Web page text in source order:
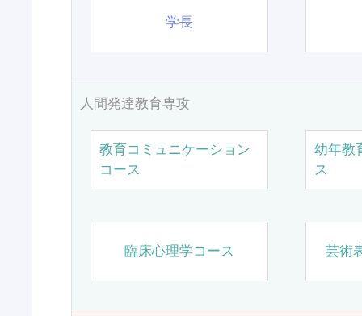
学長
人間発達教育専攻
教育コミュニケーション
コース
幼年教
ス
臨床心理学コース 芸術